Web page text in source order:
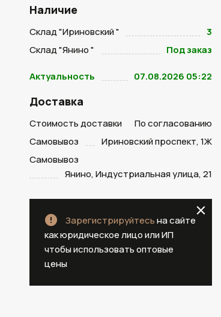
Наличие
Склад "Ириновский "
3
Склад "Янино "
Под заказ
Актуальность 07.08.2026 05:22
Доставка
Стоимость доставки
По согласованию
Самовывоз
Ириновский проспект, 1Ж
Самовывоз
Янино, Индустриальная улица, 21
Зарегистрируйтесьна сайте
как юридическое лицо или ИП
чтобы использовать оптовые
цены